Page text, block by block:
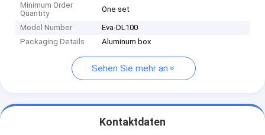
Minimum Order
Quantity
One set
Model Number
Eva-DL100
Packaging Details
Aluminum box
Sehen Sie mehr an
Kontaktdaten